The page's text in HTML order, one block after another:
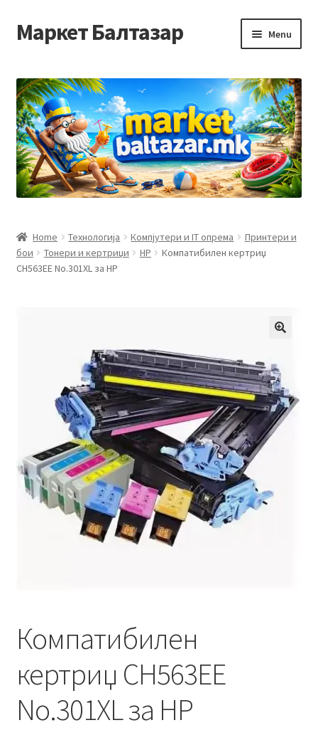
Skip
to
Skip
to
Маркет Балтазар Menu
Checkout
Homepage
Privacy Policy
Контакт
Рекламации и замена на производ
Сите производи
Услови за користење
Home Технологија Компјутери и IT опрема
Принтери и
бои
Тонери и кертриџи HP
Компатибилен кертриџ
CH563EE No.301XL за HP
Компатибилен
кертриџ CH563EE
No.301XL за HP